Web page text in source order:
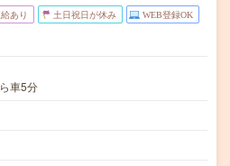
あり 土日祝日が休み WEB登録OK
車5分